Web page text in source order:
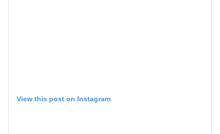
View this post on Instagram